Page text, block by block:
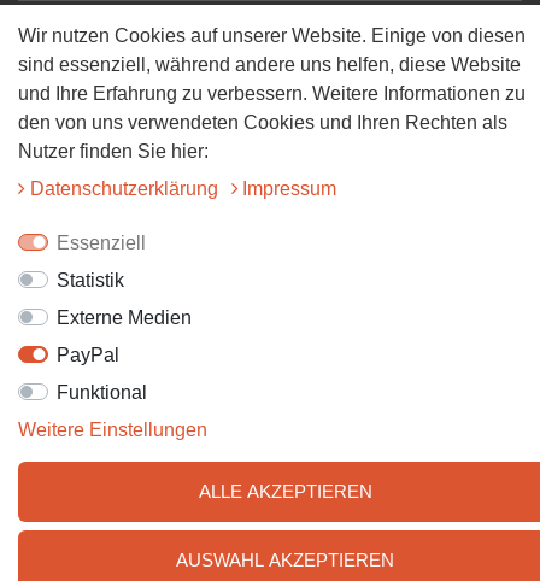
info@tiervitalshop.de
Folgt uns auf Facebook
Folgt uns auf Instagram
© 2025 Tiervitalshop | Webentwicklung & Webdesign
Wir nutzen Cookies auf unserer Website. Einige von diesen
sind essenziell, während andere uns helfen, diese Website
und Ihre Erfahrung zu verbessern. Weitere Informationen zu
den von uns verwendeten Cookies und Ihren Rechten als
Nutzer finden Sie hier:
Daten­schutz­erklärung
Impressum
Essenziell
Statistik
Externe Medien
PayPal
Funktional
Weitere Einstellungen
ALLE AKZEPTIEREN
AUSWAHL AKZEPTIEREN